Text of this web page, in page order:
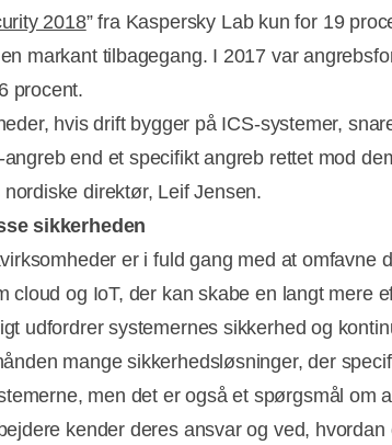
2018” fra Kaspersky Lab kun for 19
markant tilbagegang. I 2017 var
procent.
hvis drift bygger på ICS-systemer,
end et specifikt angreb rettet mod
direktør, Leif Jensen.
sikkerheden
er i fuld gang med at omfavne
cloud og IoT, der kan skabe en langt mere
udfordrer systemernes sikkerhed og
mange sikkerhedsløsninger, der
men det er også et spørgsmål om
kender deres ansvar og ved, hvordan